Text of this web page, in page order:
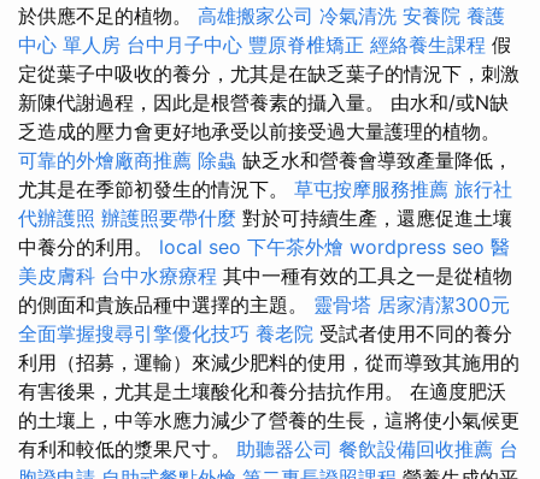
於供應不足的植物。 高雄搬家公司 冷氣清洗 安養院 養護
中心 單人房 台中月子中心 豐原脊椎矯正 經絡養生課程 假
定從葉子中吸收的養分，尤其是在缺乏葉子的情況下，刺激
新陳代謝過程，因此是根營養素的攝入量。 由水和/或N缺
乏造成的壓力會更好地承受以前接受過大量護理的植物。
可靠的外燴廠商推薦 除蟲 缺乏水和營養會導致產量降低，
尤其是在季節初發生的情況下。 草屯按摩服務推薦 旅行社
代辦護照 辦護照要帶什麼 對於可持續生產，還應促進土壤
中養分的利用。 local seo 下午茶外燴 wordpress seo 醫
美皮膚科 台中水療療程 其中一種有效的工具之一是從植物
的側面和貴族品種中選擇的主題。 靈骨塔 居家清潔300元
全面掌握搜尋引擎優化技巧 養老院 受試者使用不同的養分
利用（招募，運輸）來減少肥料的使用，從而導致其施用的
有害後果，尤其是土壤酸化和養分拮抗作用。 在適度肥沃
的土壤上，中等水應力減少了營養的生長，這將使小氣候更
有利和較低的漿果尺寸。 助聽器公司 餐飲設備回收推薦 台